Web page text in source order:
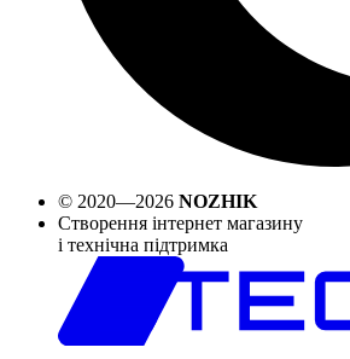
© 2020—2026 NOZHIK
Створення інтернет магазину
і технічна підтримка